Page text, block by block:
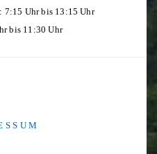
7:15 Uhr bis 13:15 Uhr
bis 11:30 Uhr
S S U M